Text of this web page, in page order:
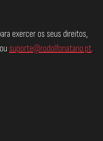
exercer os seus direitos,
ou suporte@rodolfonatario.pt.